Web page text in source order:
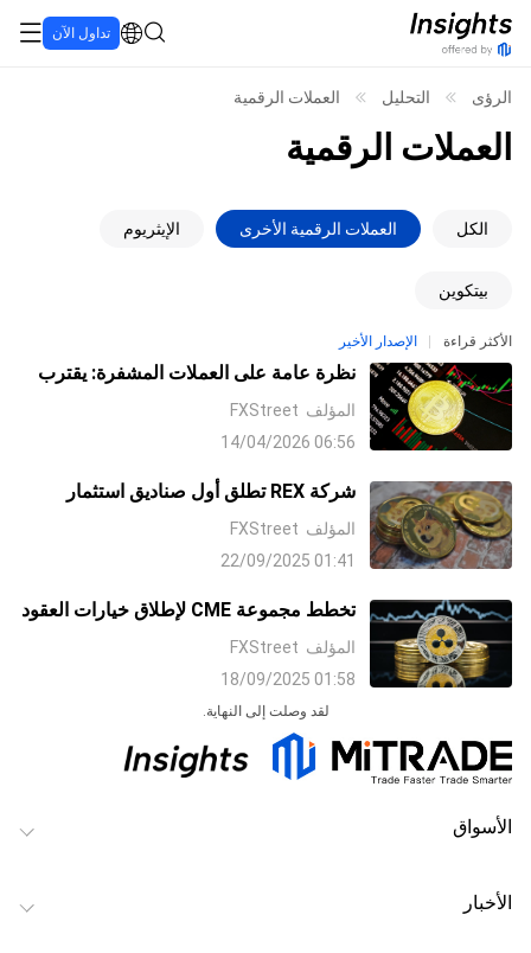
تداول الآن
الرؤى التحليل العملات الرقمية
العملات الرقمية
الكل العملات الرقمية الأخرى الإيثريوم
بيتكوين
الأكثر قراءة الإصدار الأخير
نظرة عامة على العملات المشفرة: يقترب
المؤلف FXStreet
06:56 14/04/2026
شركة REX تطلق أول صناديق استثمار
متداولة فورية في الولايات المتحدة للريبل
ودوجكوين
المؤلف FXStreet
01:41 22/09/2025
تخطط مجموعة CME لإطلاق خيارات العقود
الآجلة للريبل XRP وسولانا في أكتوبر
المؤلف FXStreet
01:58 18/09/2025
لقد وصلت إلى النهاية.
الأسواق
الأخبار